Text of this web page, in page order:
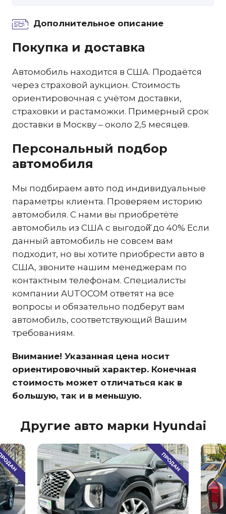
Дополнительное описание
Покупка и доставка
Автомобиль находится в США. Продаётся
через страховой аукцион. Стоимость
ориентировочная с учётом доставки,
страховки и растаможки. Примерный срок
доставки в Москву – около 2,5 месяцев.
Персональный подбор
автомобиля
Мы подбираем авто под индивидуальные
параметры клиента. Проверяем историю
автомобиля. С нами вы приобретёте
автомобиль из США с выгодой̆ до 40% Если
данный автомобиль не совсем вам
подходит, но вы хотите приобрести авто в
США, звоните нашим менеджерам по
контактным телефонам. Специалисты
компании AUTOCOM ответят на все
вопросы и обязательно подберут вам
автомобиль, соответствующий Вашим
требованиям.
Внимание! Указанная цена носит
ориентировочный характер. Конечная
стоимость может отличаться как в
большую, так и в меньшую.
Другие авто марки Hyundai